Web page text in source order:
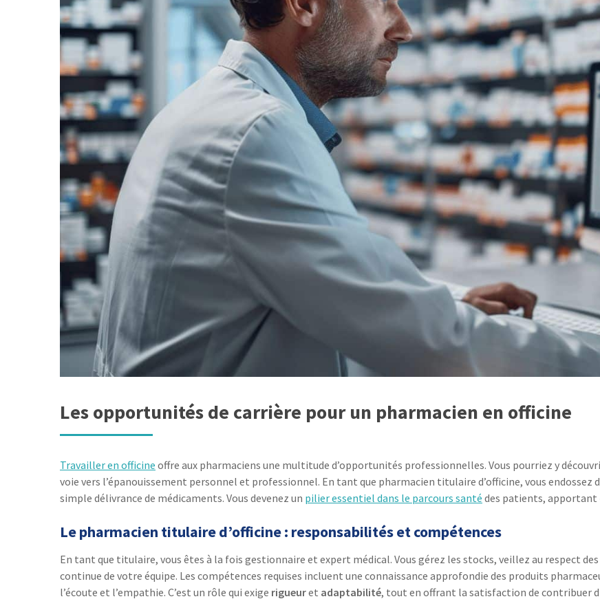
Les opportunités de carrière pour un pharmacien en officine
Travailler en officine offre aux pharmaciens une multitude d’opportunités professionnelles. Vous pourriez y
voie vers l’épanouissement personnel et professionnel. En tant que pharmacien titulaire d’officine, vous endossez
simple délivrance de médicaments. Vous devenez un pilier essentiel dans le parcours santé des patients, apportant
Le pharmacien titulaire d’officine : responsabilités et compétences
En tant que titulaire, vous êtes à la fois gestionnaire et expert médical. Vous gérez les stocks, veillez au respect
continue de votre équipe. Les compétences requises incluent une connaissance approfondie des produits
l’écoute et l’empathie. C’est un rôle qui exige rigueuret adaptabilité, tout en offrant la satisfaction de contribuer